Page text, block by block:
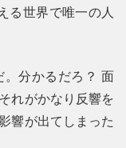
る世界で唯一の人
。分かるだろ？ 面
れがかなり反響を
響が出てしまった